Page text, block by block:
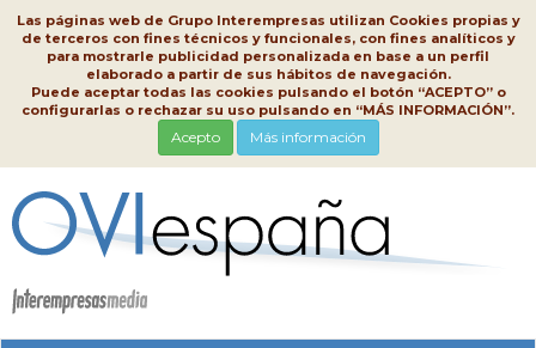
Las páginas web de Grupo Interempresas utilizan Cookies propias y
de terceros con fines técnicos y funcionales, con fines analíticos y
para mostrarle publicidad personalizada en base a un perfil
elaborado a partir de sus hábitos de navegación.
Puede aceptar todas las cookies pulsando el botón “ACEPTO” o
configurarlas o rechazar su uso pulsando en “MÁS INFORMACIÓN”.
Acepto Más información